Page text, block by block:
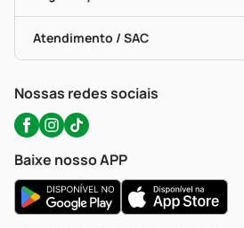
Troca E Devolução
Bulas De A A Z
Políticas De Marketplace
Testes Rápidos
Autoteste Covid-19
Certificado De Segurança
Portal Da Privacidade
Atendimento / SAC
WhatsApp (47) 9202-1687
Nossas redes sociais
Baixe nosso APP